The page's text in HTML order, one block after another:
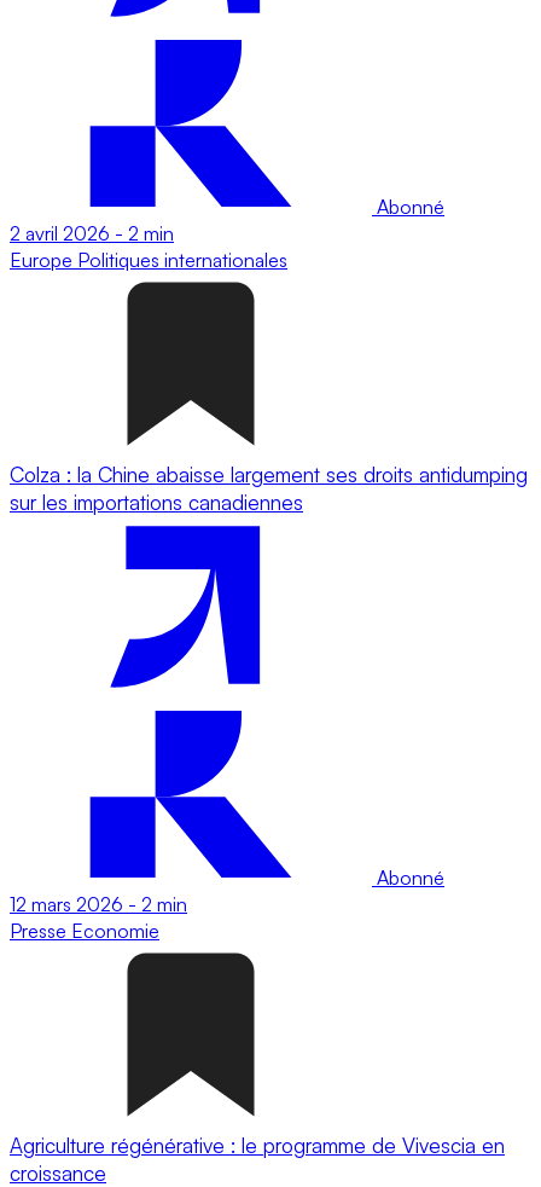
Abonné
2 avril 2026 - 2 min
Europe Politiques internationales
Colza : la Chine abaisse largement ses droits antidumping
sur les importations canadiennes
Abonné
12 mars 2026 - 2 min
Presse Economie
Agriculture régénérative : le programme de Vivescia en
croissance